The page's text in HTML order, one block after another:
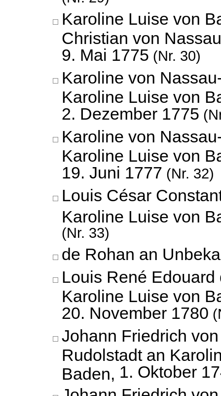
Karoline Luise von
Christian von
9. Mai 1775 (Nr. 30)
Karoline von
Karoline Luise von
2. Dezember 1775
Karoline von
Karoline Luise von
19. Juni 1777 (Nr. 32)
Louis César
Karoline Luise von
(Nr. 33)
de Rohan an
Louis René Edouard
Karoline Luise von
20. November 1780
Johann Friedrich
Rudolstadt an
Baden, 1. Oktober